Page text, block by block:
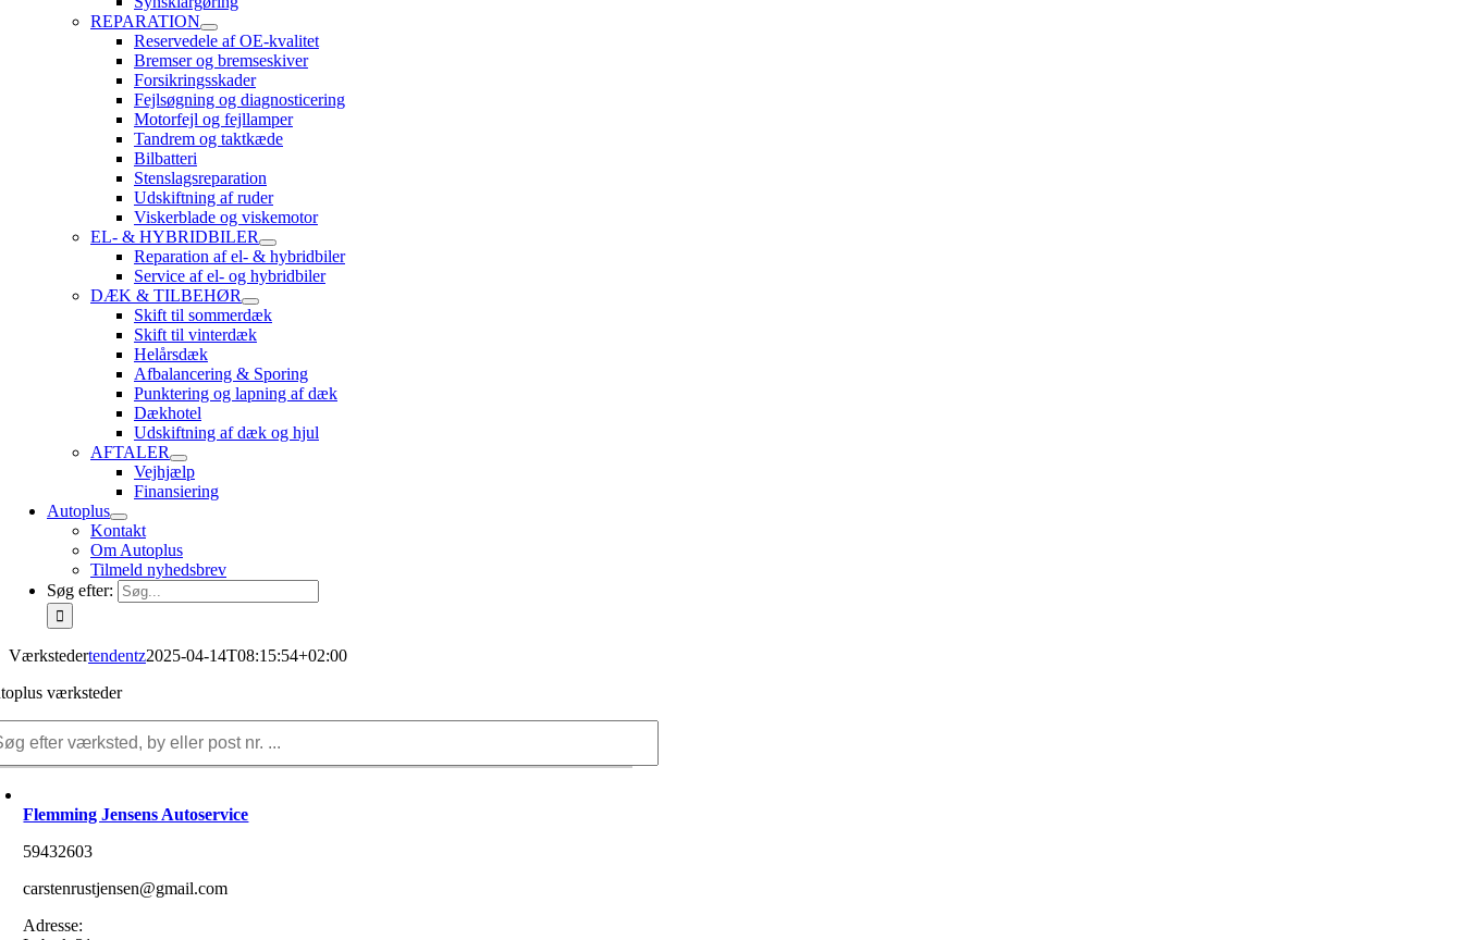
REPARATION
Reservedele af OE-kvalitet
Bremser og bremseskiver
Forsikringsskader
Fejlsøgning og diagnosticering
Motorfejl og fejllamper
Tandrem og taktkæde
Bilbatteri
Stenslagsreparation
Udskiftning af ruder
Viskerblade og viskemotor
EL- & HYBRIDBILER
Reparation af el- & hybridbiler
Service af el- og hybridbiler
DÆK & TILBEHØR
Skift til sommerdæk
Skift til vinterdæk
Helårsdæk
Afbalancering & Sporing
Punktering og lapning af dæk
Dækhotel
Udskiftning af dæk og hjul
AFTALER
Vejhjælp
Finansiering
Autoplus
Kontakt
Om Autoplus
Tilmeld nyhedsbrev
Søg efter:
Værkstedertendentz2025-04-14T08:15:54+02:00
værksteder
Flemming Jensens Autoservice
59432603
carstenrustjensen@gmail.com
Adresse: